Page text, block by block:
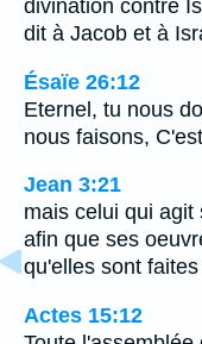
divination contre
dit à Jacob et à
Ésaïe 26:12
Eternel, tu nous
nous faisons,
Jean 3:21
mais celui qui agit
afin que ses
qu'elles sont
Actes 15:12